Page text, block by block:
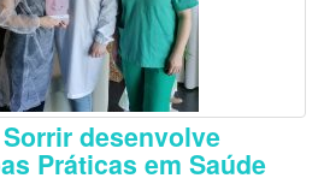
desenvolve
Práticas em Saúde